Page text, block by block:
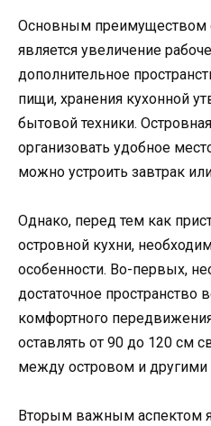
Основным преимуществом
является увеличение
дополнительное
пищи, хранения кухонной
бытовой техники.
организовать удобное
можно устроить завтрак
Однако, перед тем как
островной кухни,
особенности. Во-первых,
достаточное пространство
комфортного
оставлять от 90 до 120 см
между островом и другими
Вторым важным аспектом